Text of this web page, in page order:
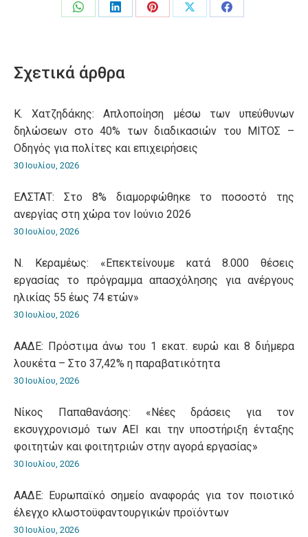
Share
Share
Share
Share
Share
Σχετικά άρθρα
Κ. Χατζηδάκης: Aπλοποίηση μέσω των υπεύθυνων
δηλώσεων στο 40% των διαδικασιών του ΜΙΤΟΣ –
Οδηγός για πολίτες και επιχειρήσεις
30 Ιουλίου, 2026
ΕΛΣΤΑΤ: Στο 8% διαμορφώθηκε το ποσοστό της
ανεργίας στη χώρα τον Ιούνιο 2026
30 Ιουλίου, 2026
Ν. Κεραμέως: «Επεκτείνουμε κατά 8.000 θέσεις
εργασίας το πρόγραμμα απασχόλησης για ανέργους
ηλικίας 55 έως 74 ετών»
30 Ιουλίου, 2026
ΑΑΔΕ: Πρόστιμα άνω του 1 εκατ. ευρώ και 8 διήμερα
λουκέτα – Στο 37,42% η παραβατικότητα
30 Ιουλίου, 2026
Νίκος Παπαθανάσης: «Νέες δράσεις για τον
εκσυγχρονισμό των ΑΕΙ και την υποστήριξη ένταξης
φοιτητών και φοιτητριών στην αγορά εργασίας»
30 Ιουλίου, 2026
ΑΑΔΕ: Ευρωπαϊκό σημείο αναφοράς για τον ποιοτικό
έλεγχο κλωστοϋφαντουργικών προϊόντων
30 Ιουλίου, 2026